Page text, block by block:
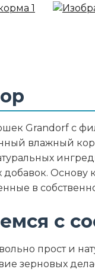
Grandorf с
влажный
добавок. Основу
в
с
прост и
зерновых